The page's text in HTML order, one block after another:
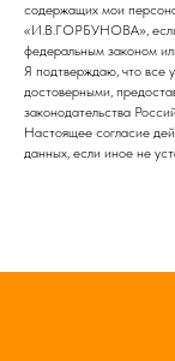
содержащих мои
«И.В.ГОРБУНОВА», если
федеральным законом
Я подтверждаю, что все
достоверными,
законодательства
Настоящее согласие
данных, если иное не